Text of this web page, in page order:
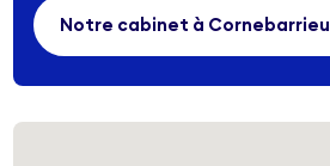
Notre cabinet à Cornebarrieu